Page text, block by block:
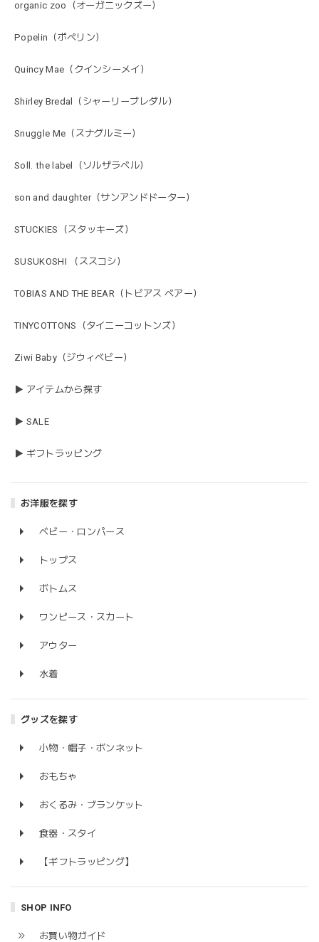
organic zoo（オーガニックズー）
Popelin（ポペリン）
Quincy Mae（クインシーメイ）
Shirley Bredal（シャーリーブレダル）
Snuggle Me（スナグルミー）
Soll. the label（ソルザラベル）
son and daughter（サンアンドドーター）
STUCKIES（スタッキーズ）
SUSUKOSHI （ススコシ）
TOBIAS AND THE BEAR（トビアス ベアー）
TINYCOTTONS（タイニーコットンズ）
Ziwi Baby（ジウィベビー）
▶ アイテムから探す
▶ SALE
▶ ギフトラッピング
お洋服を探す
ベビー・ロンパース
トップス
ボトムス
ワンピース・スカート
アウター
水着
グッズを探す
小物・帽子・ボンネット
おもちゃ
おくるみ・ブランケット
食器・スタイ
【ギフトラッピング】
SHOP INFO
お買い物ガイド